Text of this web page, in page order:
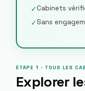
✓Cabinets
✓Sans
ÉTAPE 1 · TOUS LES
Explorer